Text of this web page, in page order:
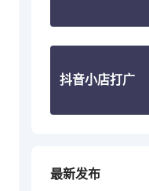
开几个抖店呢
什么时候？
抖音小店打广
最新发布